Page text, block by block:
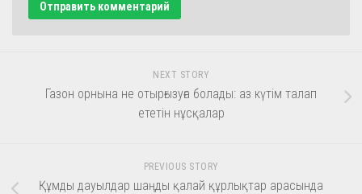
NEXT STORY
Газон орнына не отырғызуға болады: аз күтім талап
ететін нұсқалар
PREVIOUS STORY
Құмды дауылдар шаңды қалай құрлықтар арасында